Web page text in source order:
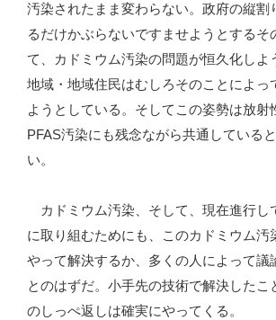
汚染されたまま変わらない。政府の縦割
るだけかぶらないですませようとするそ
て、カドミウム汚染の問題が恒久化しよ
地域・地域住民はむしろそのことによっ
ようとしている。そしてこの姿勢は放射
PFAS汚染にも残念ながら共通している
い。
カドミウム汚染、そして、現在進行し
に取り組むためにも、このカドミウム汚
やって解決するか、多くの人によって議
とのはずだ。小手先の技術で解決したこ
のしっぺ返しは確実にやってくる。